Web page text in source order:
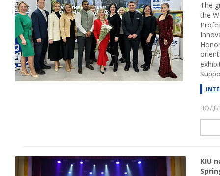
The
the
KIU